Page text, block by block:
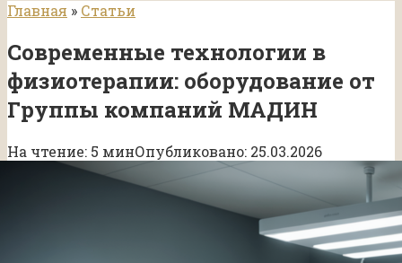
Главная » Статьи
Современные технологии в
физиотерапии: оборудование от
Группы компаний МАДИН
На чтение: 5 минОпубликовано: 25.03.2026